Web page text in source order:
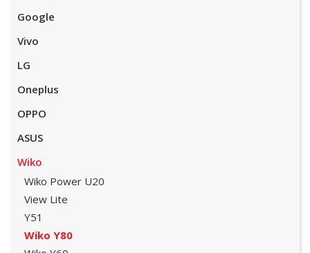
Google
Vivo
LG
Oneplus
OPPO
ASUS
Wiko
Wiko Power U20
View Lite
Y51
Wiko Y80